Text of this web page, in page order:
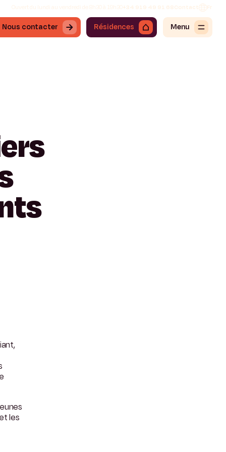
Ouvert du lundi au vendredi de 8h30 à 19h30+34 919 49 91 68Contact Fr
Nous contacter Résidences Menu
les